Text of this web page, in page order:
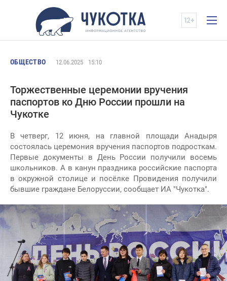
ОБЩЕСТВО 12.06.2025 15:10
Торжественные церемонии вручения
паспортов ко Дню России прошли на
Чукотке
В четверг, 12 июня, на главной площади Анадыря
состоялась церемония вручения паспортов подросткам.
Первые документы в День России получили восемь
школьников. А в канун праздника российские паспорта
в окружной столице и посёлке Провидения получили
бывшие граждане Белоруссии, сообщает ИА "Чукотка".